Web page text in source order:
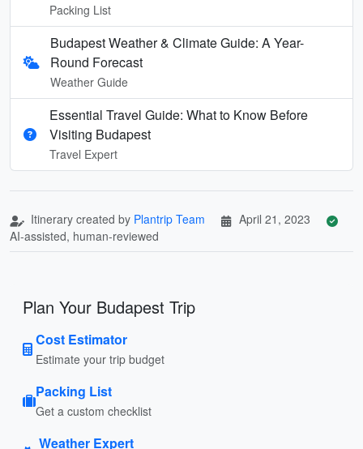
Packing List
Budapest Weather & Climate Guide: A Year-
Round Forecast
Weather Guide
Essential Travel Guide: What to Know Before
Visiting Budapest
Travel Expert
Itinerary created by Plantrip Team
April 21, 2023
AI-assisted, human-reviewed
Plan Your Budapest Trip
Cost Estimator
Estimate your trip budget
Packing List
Get a custom checklist
Weather Expert